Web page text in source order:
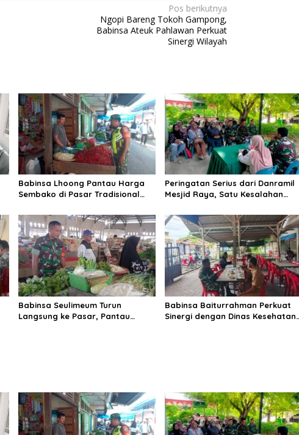
Pos berikutnya
Ngopi Bareng Tokoh Gampong,
Babinsa Ateuk Pahlawan Perkuat
Sinergi Wilayah
Babinsa Lhoong Pantau Harga
Sembako di Pasar Tradisional
Perkembangannya
Peringatan Serius dari Danramil
Mesjid Raya, Satu Kesalahan
hingga Satuan
Babinsa Seulimeum Turun
Langsung ke Pasar, Pantau
Babinsa Baiturrahman Perkuat
Sinergi dengan Dinas Kesehatan,